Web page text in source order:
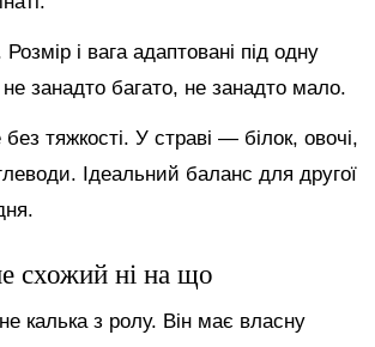
і вага адаптовані під одну
занадто багато, не занадто мало.
тяжкості. У страві — білок, овочі,
Ідеальний баланс для другої
схожий ні на що
калька з ролу. Він має власну